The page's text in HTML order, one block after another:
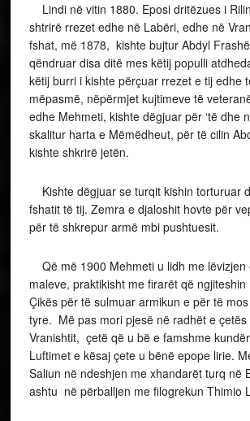
Lindi në vitin 1880. Eposi dritëzues i
shtrirë rrezet edhe në Labëri, edhe në
fshat, më 1878, kishte bujtur Abdyl
qëndruar disa ditë mes këtij populli
këtij burri i kishte përçuar rrezet e tij edhe
mëpasmë, nëpërmjet kujtimeve të
edhe Mehmeti, kishte dëgjuar për ‘të dhe
skalitur harta e Mëmëdheut, për të cilin
kishte shkrirë jetën.
Kishte dëgjuar se turqit kishin torturuar
fshatit të tij. Zemra e djaloshit hovte për
për të shkrepur armë mbi pushtuesit.
Që më 1900 Mehmeti u lidh me lëvizjen
maleve, praktikisht me firarët që
Çikës për të sulmuar armikun e për të
tyre. Më pas mori pjesë në radhët e çetës
Vranishtit, çetë që u bë e famshme
Luftimet e kësaj çete u bënë epope lirie.
Saliun në ndeshjen me xhandarët turq në
ashtu në përballjen me filogrekun Thimio